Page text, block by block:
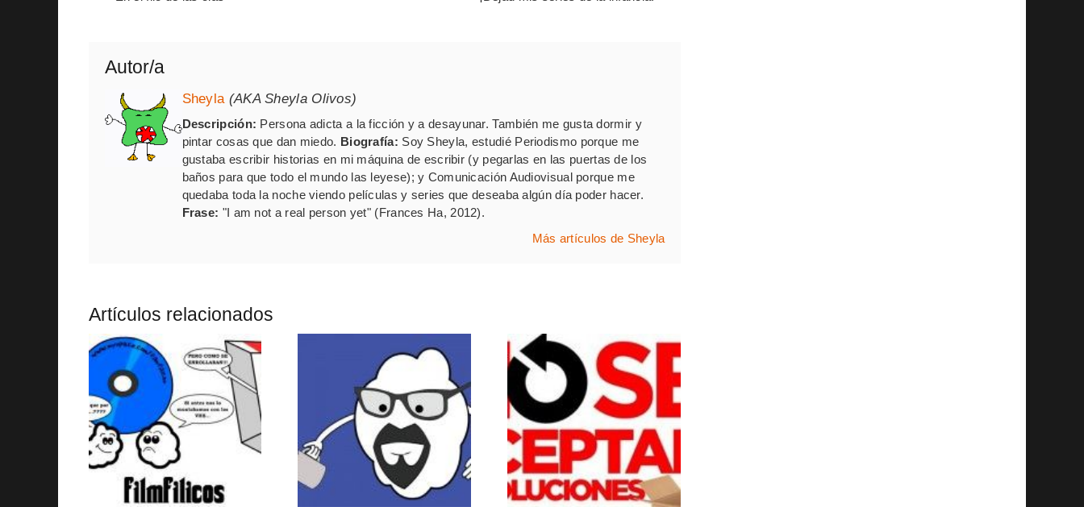
Autor/a
Sheyla (AKA Sheyla Olivos)
Descripción: Persona adicta a la ficción y a desayunar. También me gusta dormir y
pintar cosas que dan miedo. Biografía: Soy Sheyla, estudié Periodismo porque me
gustaba escribir historias en mi máquina de escribir (y pegarlas en las puertas de los
baños para que todo el mundo las leyese); y Comunicación Audiovisual porque me
quedaba toda la noche viendo películas y series que deseaba algún día poder hacer.
Frase: "I am not a real person yet" (Frances Ha, 2012).
Más artículos de Sheyla
Artículos relacionados